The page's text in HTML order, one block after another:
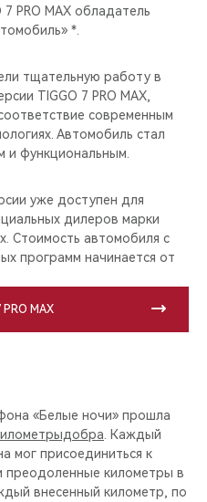
PRO MAX обладатель
*.
тщательную работу в
TIGGO 7 PRO MAX,
современным
Автомобиль стал
функциональным.
уже доступен для
дилеров марки
Стоимость автомобиля с
программ начинается от
MAX
«Белые ночи» прошла
. Каждый
мог присоединиться к
преодоленные километры в
внесенный километр, по